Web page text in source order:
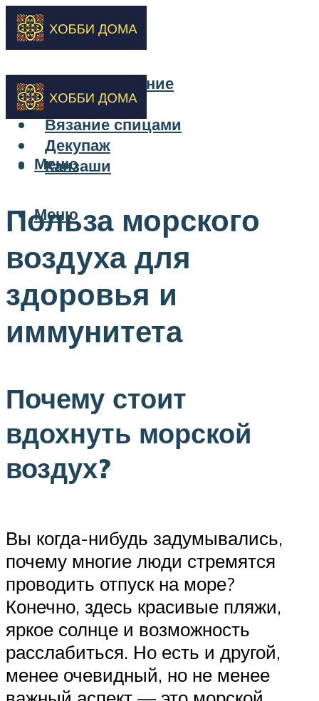
Бисероплетение
Вышивка
Вязание спицами
Декупаж
Канзаши
Меню
Меню
Польза морского
воздуха для
здоровья и
иммунитета
Почему стоит
вдохнуть морской
воздух?
Вы когда-нибудь задумывались,
почему многие люди стремятся
проводить отпуск на море?
Конечно, здесь красивые пляжи,
яркое солнце и возможность
расслабиться. Но есть и другой,
менее очевидный, но не менее